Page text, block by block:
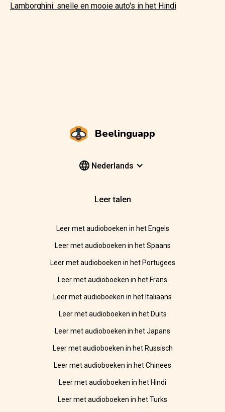
Lamborghini: snelle en mooie auto's in het Hindi
Beelinguapp
Nederlands
Leer talen
Leer met audioboeken in het Engels
Leer met audioboeken in het Spaans
Leer met audioboeken in het Portugees
Leer met audioboeken in het Frans
Leer met audioboeken in het Italiaans
Leer met audioboeken in het Duits
Leer met audioboeken in het Japans
Leer met audioboeken in het Russisch
Leer met audioboeken in het Chinees
Leer met audioboeken in het Hindi
Leer met audioboeken in het Turks